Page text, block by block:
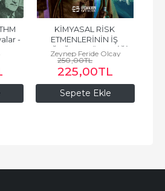
-
Sepete Ekle
KİMYASAL RİSK
ETMENLERİNİN İŞ
SAĞLIĞI VE GÜVENLİĞİ
AÇISINDAN
İNCELENMESİ
Zeynep Feride Olcay
250,00TL
225,00TL